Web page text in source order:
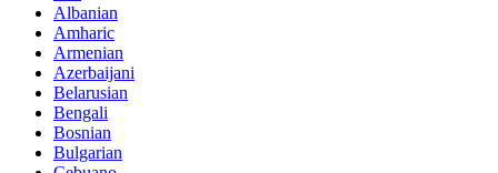
Albanian
Amharic
Armenian
Azerbaijani
Belarusian
Bengali
Bosnian
Bulgarian